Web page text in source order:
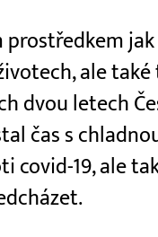
prostředkem
ale
dvou letech
čas s
covid-19, ale